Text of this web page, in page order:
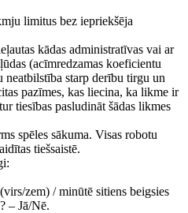
limitus bez iepriekšēja
kādas administratīvas vai ar
(acīmredzamas koeficientu
neatbilstība starp derību tirgu un
pazīmes, kas liecina, ka likme ir
tiesības pasludināt šādas likmes
spēles sākuma. Visas robotu
tiešsaistē.
zem) / minūtē sitiens beigsies
– Jā/Nē.